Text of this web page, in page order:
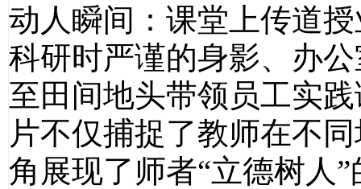
动人瞬间：课堂上传道
科研时严谨的身影、办
至田间地头带领员工实
片不仅捕捉了教师在不
角展现了师者“立德树人